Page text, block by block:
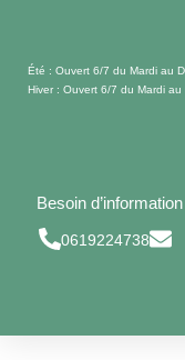
contenuÉté : Ouvert 6/7 du Mardi au
Hiver : Ouvert 6/7 du Mardi
Besoin d’information
0619224738